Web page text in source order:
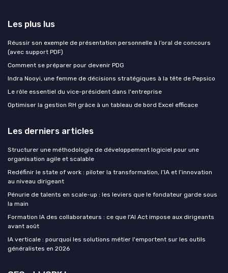
Les plus lus
Réussir son exemple de présentation personnelle à l’oral de concours
(avec support PDF)
Comment se préparer pour devenir PDG
Indra Nooyi, une femme de décisions stratégiques à la tête de Pepsico
Le rôle essentiel du vice-président dans l'entreprise
Optimiser la gestion RH grâce à un tableau de bord Excel efficace
Les derniers articles
Structurer une méthodologie de développement logiciel pour une
organisation agile et scalable
Redéfinir le state of work : piloter la transformation, l’IA et l’innovation
au niveau dirigeant
Pénurie de talents en scale-up : les leviers que le fondateur garde sous
la main
Formation IA des collaborateurs : ce que l'AI Act impose aux dirigeants
avant août
IA verticale : pourquoi les solutions métier l'emportent sur les outils
généralistes en 2026